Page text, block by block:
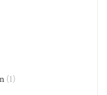
(1)